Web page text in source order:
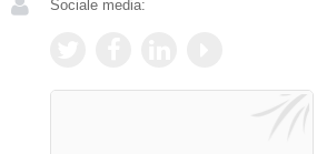
Sociale media: